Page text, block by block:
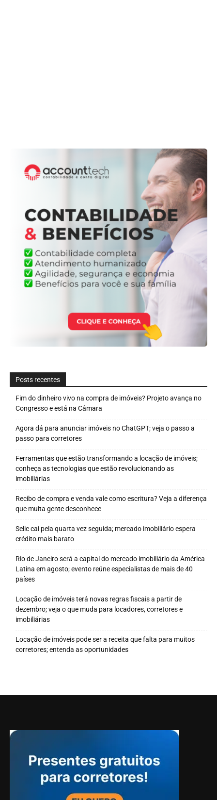
Posts recentes
Fim do dinheiro vivo na compra de imóveis? Projeto avança no
Congresso e está na Câmara
Agora dá para anunciar imóveis no ChatGPT; veja o passo a
passo para corretores
Ferramentas que estão transformando a locação de imóveis;
conheça as tecnologias que estão revolucionando as
imobiliárias
Recibo de compra e venda vale como escritura? Veja a diferença
que muita gente desconhece
Selic cai pela quarta vez seguida; mercado imobiliário espera
crédito mais barato
Rio de Janeiro será a capital do mercado imobiliário da América
Latina em agosto; evento reúne especialistas de mais de 40
países
Locação de imóveis terá novas regras fiscais a partir de
dezembro; veja o que muda para locadores, corretores e
imobiliárias
Locação de imóveis pode ser a receita que falta para muitos
corretores; entenda as oportunidades